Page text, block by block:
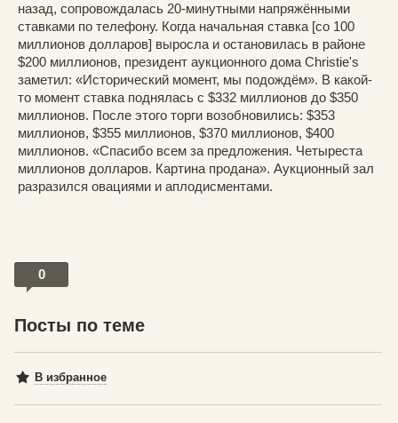
назад, сопровождалась 20-минутными напряжёнными
ставками по телефону. Когда начальная ставка [со 100
миллионов долларов] выросла и остановилась в районе
$200 миллионов, президент аукционного дома Christie's
заметил: «Исторический момент, мы подождём». В какой-
то момент ставка поднялась с $332 миллионов до $350
миллионов. После этого торги возобновились: $353
миллионов, $355 миллионов, $370 миллионов, $400
миллионов. «Спасибо всем за предложения. Четыреста
миллионов долларов. Картина продана». Аукционный зал
разразился овациями и аплодисментами.
0
Посты по теме
В избранное